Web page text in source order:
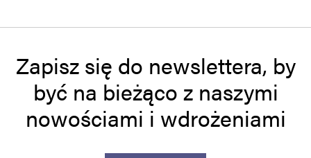
Zapisz się do newslettera, by
być na bieżąco z naszymi
nowościami i wdrożeniami